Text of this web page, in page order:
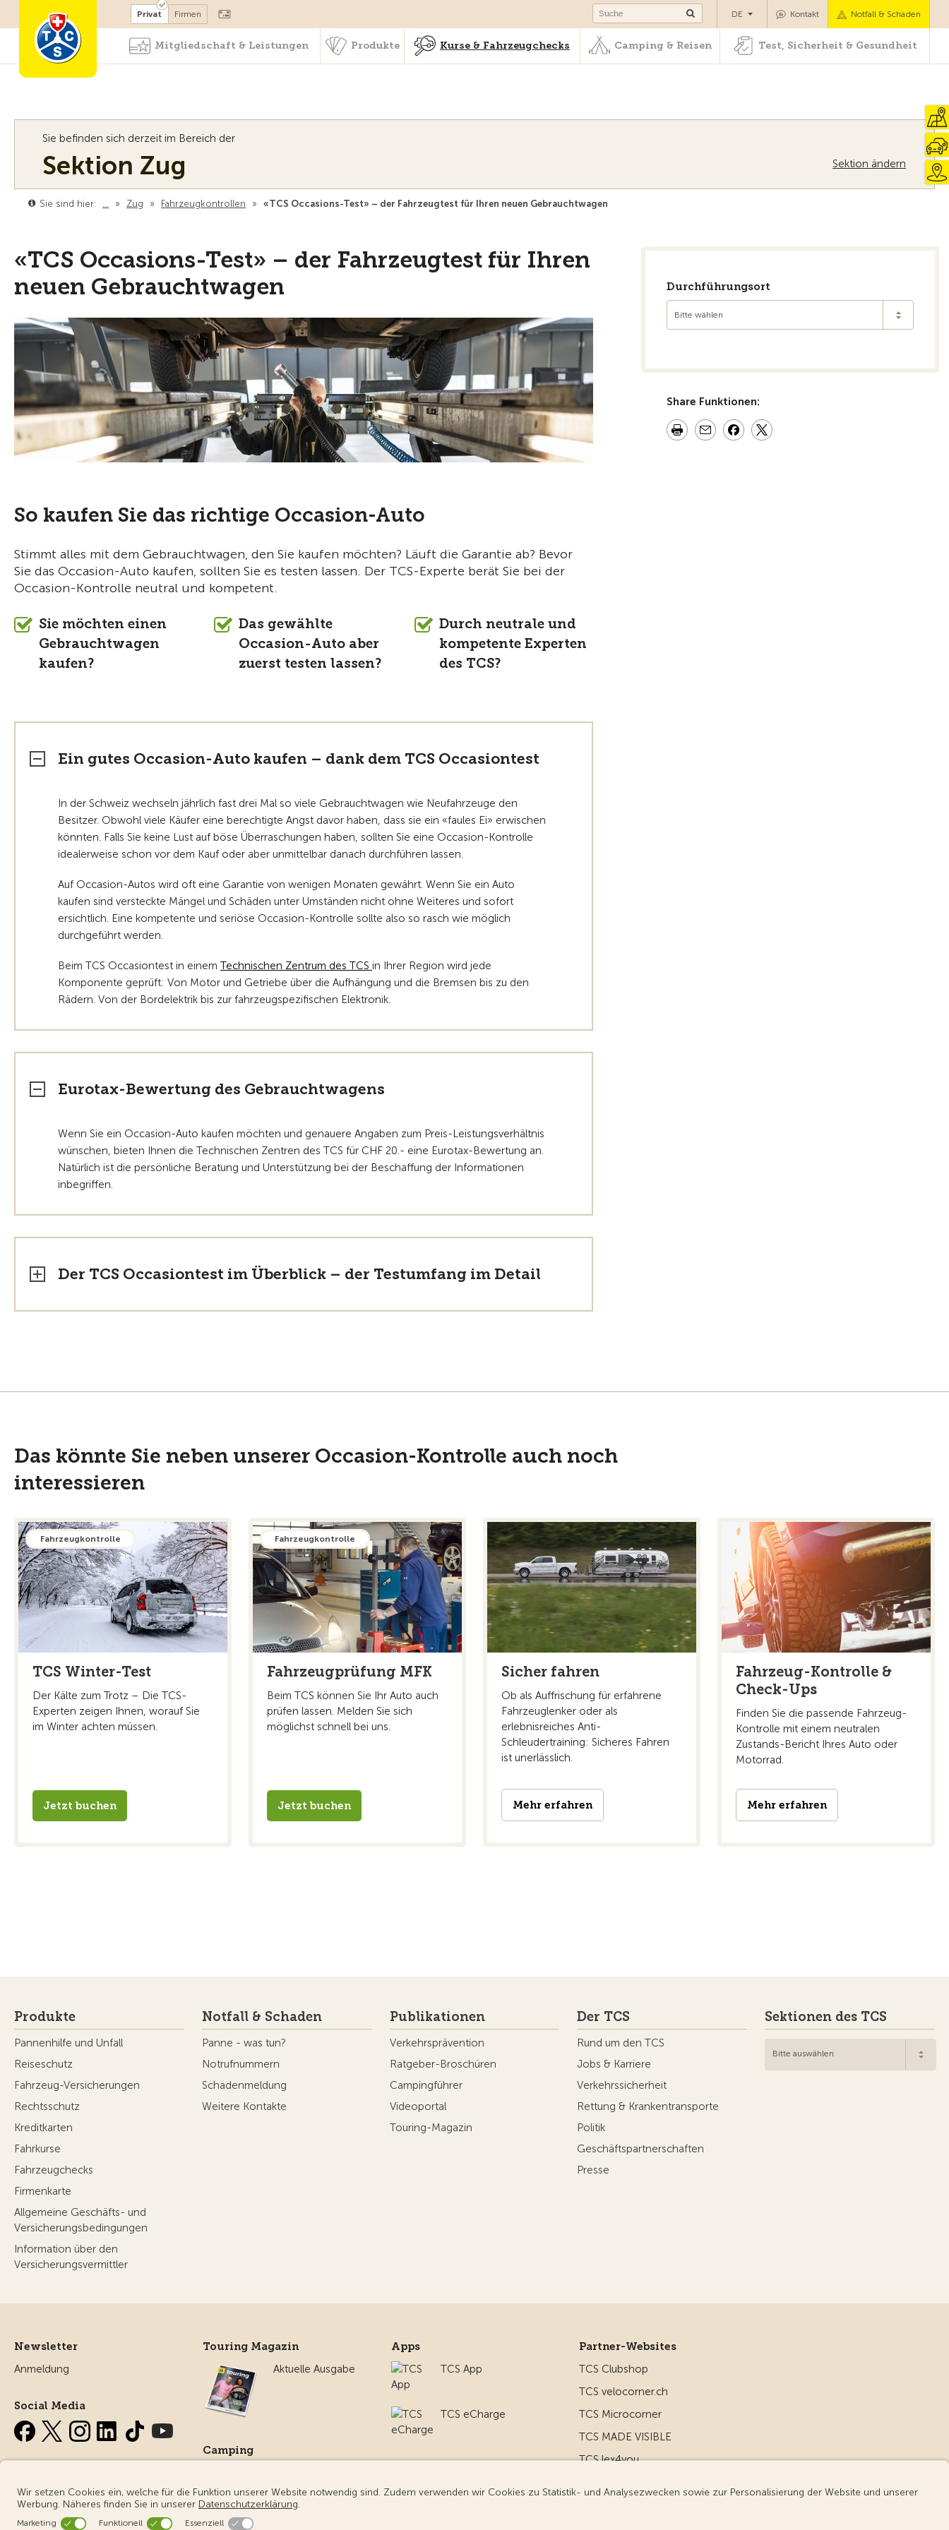
Mitglied werden Kurse & Fahrzeugchecks Camping & Reisen Test, Sicherheit & Gesundheit
Privat Firmen Kontakt Notfall & Schaden
DE
Mitgliedschaft & Leistungen Produkte Kurse & Fahrzeugchecks Camping & Reisen Test, Sicherheit & Gesundheit
Sie befinden sich derzeit im Bereich der
Sektion Zug Sektion ändern
Sie sind hier: … » Zug » Fahrzeugkontrollen » «TCS Occasions-Test» – der Fahrzeugtest für Ihren neuen Gebrauchtwagen
«TCS Occasions-Test» – der Fahrzeugtest für Ihren
neuen Gebrauchtwagen
So kaufen Sie das richtige Occasion-Auto
Stimmt alles mit dem Gebrauchtwagen, den Sie kaufen möchten? Läuft die Garantie ab? Bevor
Sie das Occasion-Auto kaufen, sollten Sie es testen lassen. Der TCS-Experte berät Sie bei der
Occasion-Kontrolle neutral und kompetent.
Sie möchten einen
Gebrauchtwagen
kaufen?
Das gewählte
Occasion-Auto aber
zuerst testen lassen?
Durch neutrale und
kompetente Experten
des TCS?
Ein gutes Occasion-Auto kaufen – dank dem TCS Occasiontest
In der Schweiz wechseln jährlich fast drei Mal so viele Gebrauchtwagen wie Neufahrzeuge den
Besitzer. Obwohl viele Käufer eine berechtigte Angst davor haben, dass sie ein «faules Ei» erwischen
könnten. Falls Sie keine Lust auf böse Überraschungen haben, sollten Sie eine Occasion-Kontrolle
idealerweise schon vor dem Kauf oder aber unmittelbar danach durchführen lassen.
Auf Occasion-Autos wird oft eine Garantie von wenigen Monaten gewährt. Wenn Sie ein Auto
kaufen sind versteckte Mängel und Schäden unter Umständen nicht ohne Weiteres und sofort
ersichtlich. Eine kompetente und seriöse Occasion-Kontrolle sollte also so rasch wie möglich
durchgeführt werden.
Beim TCS Occasiontest in einem Technischen Zentrum des TCS in Ihrer Region wird jede
Komponente geprüft: Von Motor und Getriebe über die Aufhängung und die Bremsen bis zu den
Rädern. Von der Bordelektrik bis zur fahrzeugspezifischen Elektronik.
Eurotax-Bewertung des Gebrauchtwagens
Wenn Sie ein Occasion-Auto kaufen möchten und genauere Angaben zum Preis-Leistungsverhältnis
wünschen, bieten Ihnen die Technischen Zentren des TCS für CHF 20.- eine Eurotax-Bewertung an.
Natürlich ist die persönliche Beratung und Unterstützung bei der Beschaffung der Informationen
inbegriffen.
Der TCS Occasiontest im Überblick – der Testumfang im Detail
Durchführungsort
Bitte wählen
Share Funktionen:
Das könnte Sie neben unserer Occasion-Kontrolle auch noch
interessieren
Fahrzeugkontrolle
TCS Winter-Test
Der Kälte zum Trotz – Die TCS-
Experten zeigen Ihnen, worauf Sie
im Winter achten müssen.
Jetzt buchen
Fahrzeugkontrolle
Fahrzeugprüfung MFK
Beim TCS können Sie Ihr Auto auch
prüfen lassen. Melden Sie sich
möglichst schnell bei uns.
Jetzt buchen
Sicher fahren
Ob als Auffrischung für erfahrene
Fahrzeuglenker oder als
erlebnisreiches Anti-
Schleudertraining: Sicheres Fahren
ist unerlässlich.
Mehr erfahren
Fahrzeug-Kontrolle &
Check-Ups
Finden Sie die passende Fahrzeug-
Kontrolle mit einem neutralen
Zustands-Bericht Ihres Auto oder
Motorrad.
Mehr erfahren
Produkte
Pannenhilfe und Unfall
Reiseschutz
Fahrzeug-Versicherungen
Rechtsschutz
Kreditkarten
Fahrkurse
Fahrzeugchecks
Firmenkarte
Allgemeine Geschäfts- und
Versicherungsbedingungen
Information über den
Versicherungsvermittler
Notfall & Schaden
Panne - was tun?
Notrufnummern
Schadenmeldung
Weitere Kontakte
Publikationen
Verkehrsprävention
Ratgeber-Broschüren
Campingführer
Videoportal
Touring-Magazin
Der TCS
Rund um den TCS
Jobs & Karriere
Verkehrssicherheit
Rettung & Krankentransporte
Politik
Geschäftspartnerschaften
Presse
Sektionen des TCS
Bitte auswählen
Newsletter
Anmeldung
Social Media
Touring Magazin
Aktuelle Ausgabe
Camping
Camping
Apps
TCS App
TCS eCharge
Partner-Websites
TCS Clubshop
TCS velocorner.ch
TCS Microcorner
TCS MADE VISIBLE
TCS lex4you